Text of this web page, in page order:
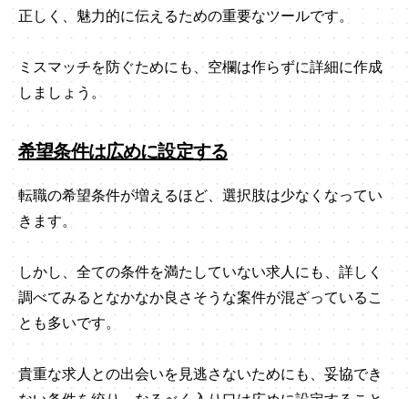
正しく、魅力的に伝えるための重要なツールです。
ミスマッチを防ぐためにも、空欄は作らずに詳細に作成
しましょう。
希望条件は広めに設定する
転職の希望条件が増えるほど、選択肢は少なくなってい
きます。
しかし、全ての条件を満たしていない求人にも、詳しく
調べてみるとなかなか良さそうな案件が混ざっているこ
とも多いです。
貴重な求人との出会いを見逃さないためにも、妥協でき